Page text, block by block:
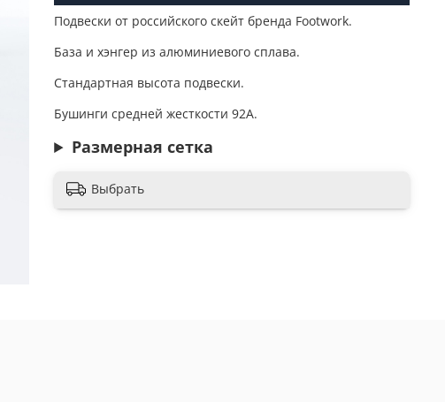
Подвески от российского скейт бренда Footwork.
База и хэнгер из алюминиевого сплава.
Стандартная высота подвески.
Бушинги средней жесткости 92А.
Размерная сетка
Выбрать